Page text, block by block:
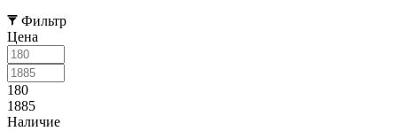
Фильтр
Цена
180
1885
Наличие